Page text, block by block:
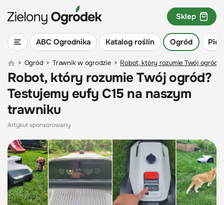
ABC Ogrodnika Katalog roślin Ogród
Sklep
> Ogród > Trawnik w ogrodzie > Robot, który rozumie Twój ogród?
Robot, który rozumie Twój ogród?
Testujemy eufy C15 na naszym
trawniku
Artykuł sponsorowany